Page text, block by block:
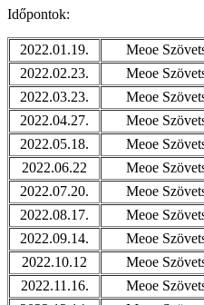
Időpontok:
2022.01.19. Meoe
2022.02.23.
Meoe
2022.03.23.
Meoe
2022.04.27.
Meoe
2022.05.18.
Meoe
2022.06.22
Meoe
2022.07.20.
Meoe
2022.08.17.
Meoe
2022.09.14.
Meoe
2022.10.12
Meoe
2022.11.16.
Meoe